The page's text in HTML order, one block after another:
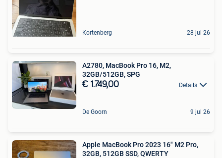
Kortenberg 28 jul 26
A2780, MacBook Pro 16, M2,
32GB/512GB, SPG
€ 1.749,00 Details
De Goorn 9 jul 26
Apple MacBook Pro 2023 16" M2 Pro,
32GB, 512GB SSD, QWERTY